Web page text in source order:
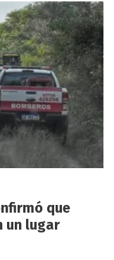
que
un lugar